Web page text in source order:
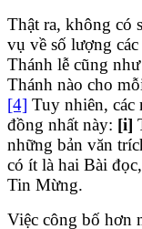
Thật ra, không có
vụ về số lượng
Thánh lễ cũng
Thánh nào cho
[4] Tuy nhiên, các
đồng nhất này: [i]
những bản văn
có ít là hai Bài
Tin Mừng.
Việc công bố hơn